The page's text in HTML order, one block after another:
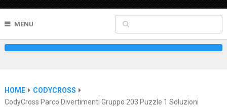
MENU
HOME
CODYCROSS
CodyCross Parco Divertimenti Gruppo 203 Puzzle 1 Soluzioni